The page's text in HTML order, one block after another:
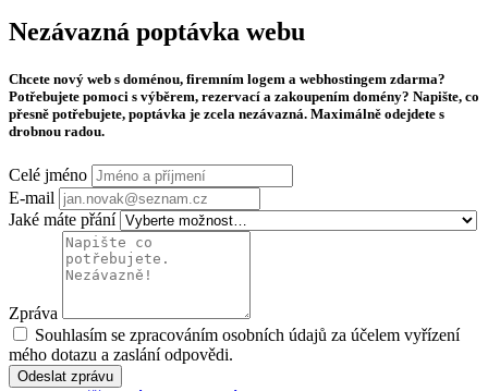
Nezávazná poptávka webu
Chcete nový web s doménou, firemním logem a webhostingem zdarma?
Potřebujete pomoci s výběrem, rezervací a zakoupením domény? Napište, co
přesně potřebujete, poptávka je zcela nezávazná. Maximálně odejdete s
drobnou radou.
Celé jméno
E-mail
Jaké máte přání
Zpráva
Souhlasím se zpracováním osobních údajů za účelem vyřízení
mého dotazu a zaslání odpovědi.
Odeslat zprávu